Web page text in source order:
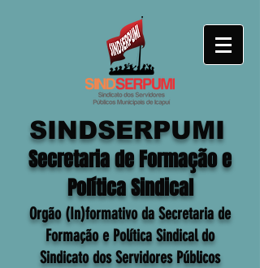
SINDSERPUMI
Secretaria de Formação e
Política Sindical
Orgão (In)formativo da Secretaria de
Formação e Política Sindical do
Sindicato dos Servidores Públicos